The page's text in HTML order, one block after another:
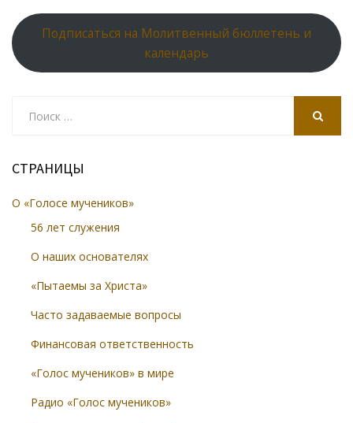
Подписаться на Молитвенный бюллетень и
календарь
СТРАНИЦЫ
О «Голосе мучеников»
56 лет служения
О наших основателях
«Пытаемы за Христа»
Часто задаваемые вопросы
Финансовая ответственность
«Голос мучеников» в мире
Радио «Голос мучеников»